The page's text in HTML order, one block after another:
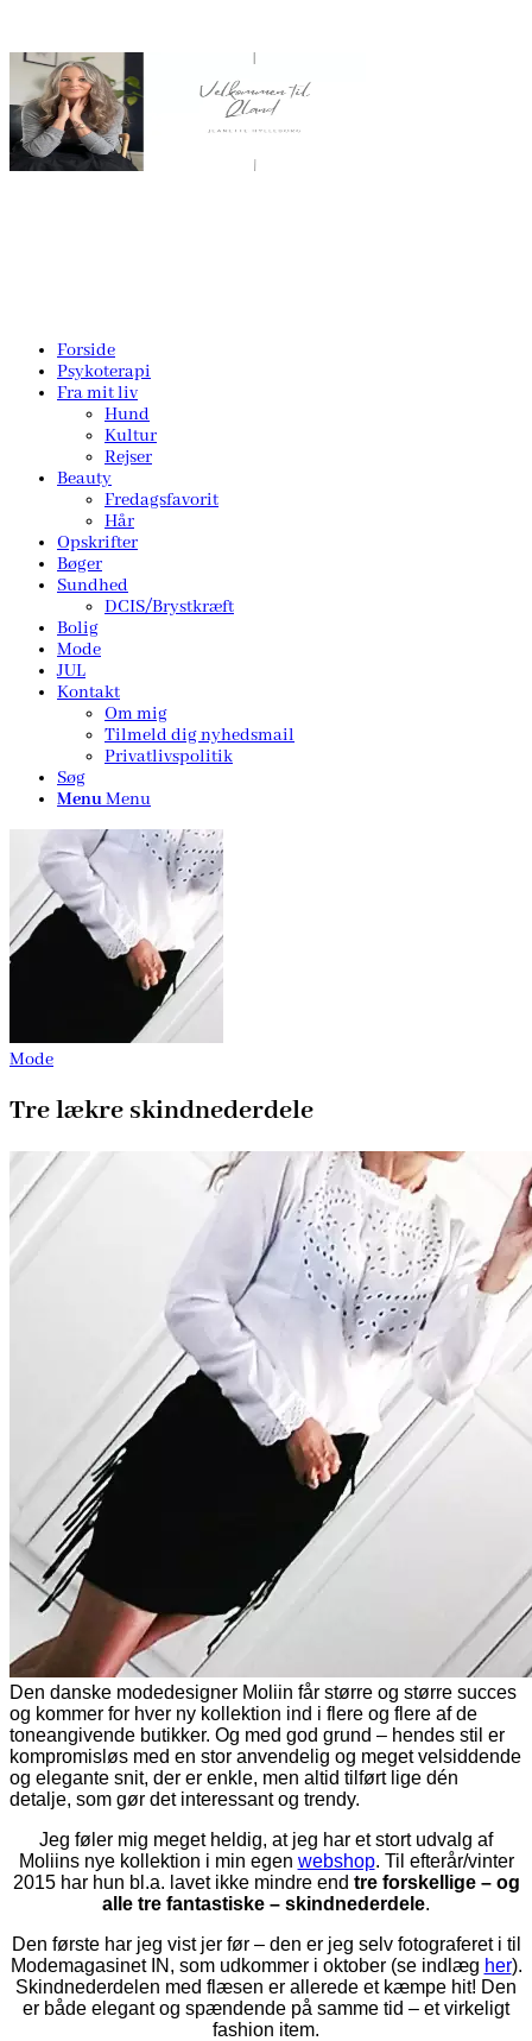
Forside
Psykoterapi
Fra mit liv
Hund
Kultur
Rejser
Beauty
Fredagsfavorit
Hår
Opskrifter
Bøger
Sundhed
DCIS/Brystkræft
Bolig
Mode
JUL
Kontakt
Om mig
Tilmeld dig nyhedsmail
Privatlivspolitik
Søg
MenuMenu
Mode
Tre lækre skindnederdele
Den danske modedesigner Moliin får større og større succes
og kommer for hver ny kollektion ind i flere og flere af de
toneangivende butikker. Og med god grund – hendes stil er
kompromisløs med en stor anvendelig og meget velsiddende
og elegante snit, der er enkle, men altid tilført lige dén
detalje, som gør det interessant og trendy.
Jeg føler mig meget heldig, at jeg har et stort udvalg af
Moliins nye kollektion i min egen webshop. Til efterår/vinter
2015 har hun bl.a. lavet ikke mindre end tre forskellige – og
alle tre fantastiske – skindnederdele.
Den første har jeg vist jer før – den er jeg selv fotograferet i til
Modemagasinet IN, som udkommer i oktober (se indlæg her).
Skindnederdelen med flæsen er allerede et kæmpe hit! Den
er både elegant og spændende på samme tid – et virkeligt
fashion item.